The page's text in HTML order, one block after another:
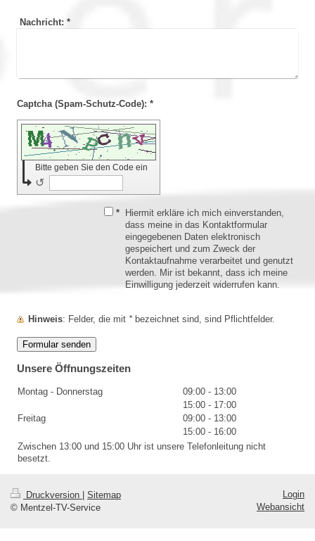
Nachricht: *
Captcha (Spam-Schutz-Code): *
Bitte geben Sie den Code ein
↺
*
Hiermit erkläre ich mich einverstanden,
dass meine in das Kontaktformular
eingegebenen Daten elektronisch
gespeichert und zum Zweck der
Kontaktaufnahme verarbeitet und genutzt
werden. Mir ist bekannt, dass ich meine
Einwilligung jederzeit widerrufen kann.
Hinweis : Felder, die mit *bezeichnet sind, sind Pflichtfelder.
Unsere Öffnungszeiten
Montag - Donnerstag 09:00 - 13:00
15:00 - 17:00
Freitag
09:00 - 13:00
15:00 - 16:00
Zwischen 13:00 und 15:00 Uhr ist unsere Telefonleitung nicht
besetzt.
Druckversion
Sitemap
© Mentzel-TV-Service
Login
Webansicht